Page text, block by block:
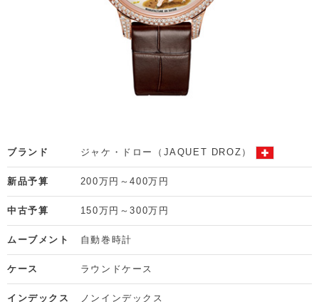
ブランド ジャケ・ドロー（JAQUET DROZ）
新品予算 200万円～400万円
中古予算 150万円～300万円
ムーブメント 自動巻時計
ケース ラウンドケース
インデックス ノンインデックス